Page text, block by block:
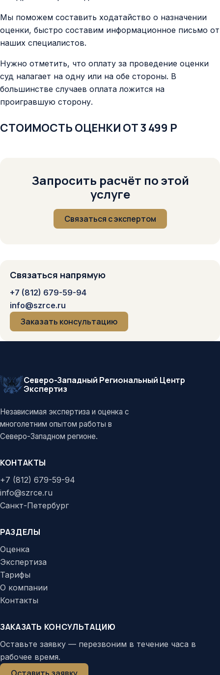
Мы поможем составить ходатайство о назначении
оценки, быстро составим информационное письмо от
наших специалистов.
Нужно отметить, что оплату за проведение оценки
суд налагает на одну или на обе стороны. В
большинстве случаев оплата ложится на
проигравшую сторону.
СТОИМОСТЬ ОЦЕНКИ ОТ 3 499 Р
Запросить расчёт по этой
услуге
Связаться с экспертом
Связаться напрямую
+7 (812) 679-59-94
info@szrce.ru
Заказать консультацию
Северо-Западный Региональный Центр
Экспертиз
Независимая экспертиза и оценка с
многолетним опытом работы в
Северо-Западном регионе.
КОНТАКТЫ
+7 (812) 679-59-94
info@szrce.ru
Санкт-Петербург
РАЗДЕЛЫ
Оценка
Экспертиза
Тарифы
О компании
Контакты
ЗАКАЗАТЬ КОНСУЛЬТАЦИЮ
Оставьте заявку — перезвоним в течение часа в
рабочее время.